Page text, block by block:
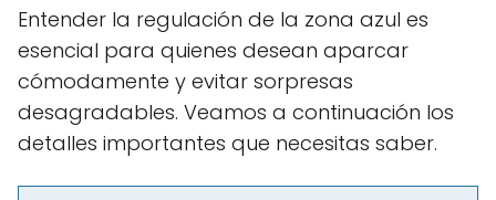
Entender la regulación de la zona azul es
esencial para quienes desean aparcar
cómodamente y evitar sorpresas
desagradables. Veamos a continuación los
detalles importantes que necesitas saber.